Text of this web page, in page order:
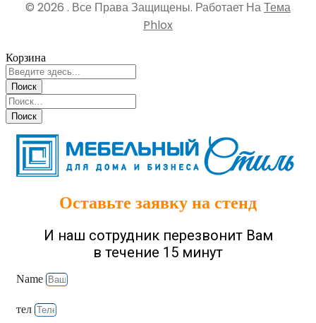
© 2026 . Все Права Защищены. Работает НаТема
Phlox
Корзина
Оставьте заявку на стенд
И наш сотрудник перезвонит Вам
в течение 15 минут
Name
тел